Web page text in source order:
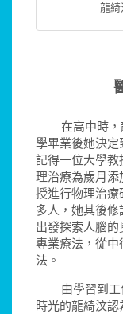
龍綺
在高中時，
學畢業後她決
記得一位大學教
理治療為歲月添
授進行物理治療
多人，她其後
出發探索人腦
專業療法，從中
法。
由學習到工
時光的龍綺汶